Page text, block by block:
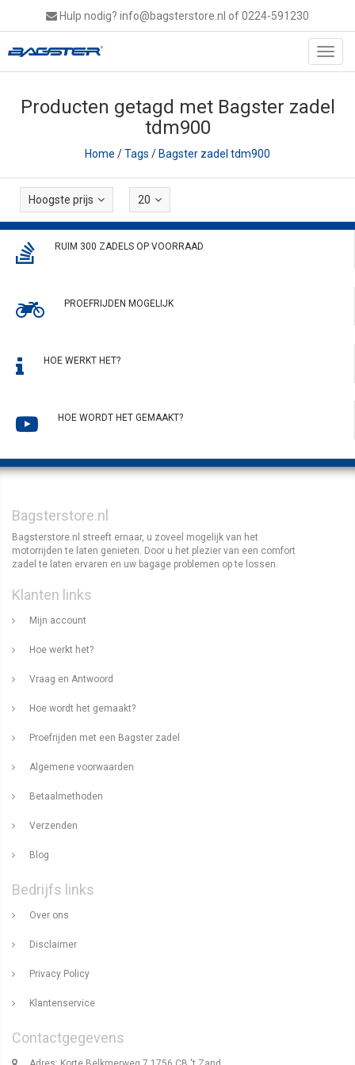
Hulp nodig? info@bagsterstore.nl of 0224-591230
Producten getagd met Bagster zadel
tdm900
Home /Tags /Bagster zadel tdm900
Hoogste prijs 20
RUIM 300 ZADELS OP VOORRAAD
PROEFRIJDEN MOGELIJK
HOE WERKT HET?
HOE WORDT HET GEMAAKT?
Bagsterstore.nl
Bagsterstore.nl streeft ernaar, u zoveel mogelijk van het
motorrijden te laten genieten. Door u het plezier van een comfort
zadel te laten ervaren en uw bagage problemen op te lossen.
Klanten links
Mijn account
Hoe werkt het?
Vraag en Antwoord
Hoe wordt het gemaakt?
Proefrijden met een Bagster zadel
Algemene voorwaarden
Betaalmethoden
Verzenden
Blog
Bedrijfs links
Over ons
Disclaimer
Privacy Policy
Klantenservice
Contactgegevens